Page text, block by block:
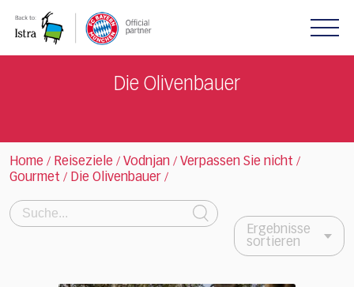
note:
Die Olivenbauer
Home / Reiseziele / Vodnjan / Verpassen Sie nicht /
Gourmet / Die Olivenbauer /
Suche:
Ergebnisse
sortieren